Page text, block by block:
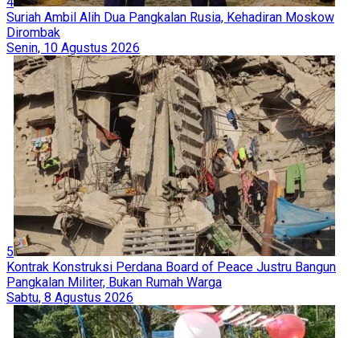
Suriah Ambil Alih Dua Pangkalan Rusia, Kehadiran Moskow
Dirombak
Senin, 10 Agustus 2026
5
Kontrak Konstruksi Perdana Board of Peace Justru Bangun
Pangkalan Militer, Bukan Rumah Warga
Sabtu, 8 Agustus 2026